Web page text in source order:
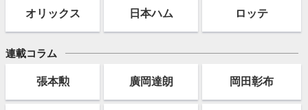
オリックス 日本ハム ロッテ
連載コラム
張本勲 廣岡達朗 岡田彰布